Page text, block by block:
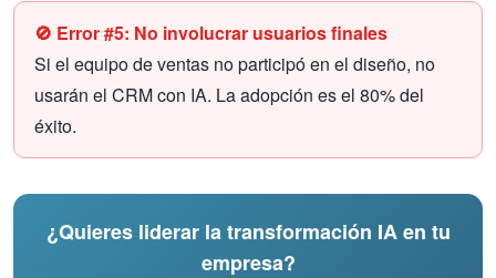
🚫 Error #5: No involucrar usuarios finales
Si el equipo de ventas no participó en el diseño, no
usarán el CRM con IA. La adopción es el 80% del
éxito.
¿Quieres liderar la transformación IA en tu
empresa?